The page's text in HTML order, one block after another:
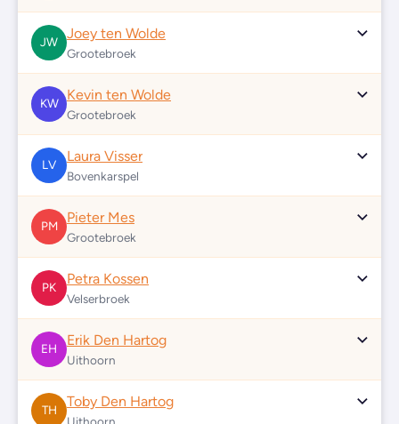
JW
Joey ten Wolde
Grootebroek
KW
Kevin ten Wolde
Grootebroek
LV
Laura Visser
Bovenkarspel
PM
Pieter Mes
Grootebroek
PK
Petra Kossen
Velserbroek
EH
Erik Den Hartog
Uithoorn
TH
Toby Den Hartog